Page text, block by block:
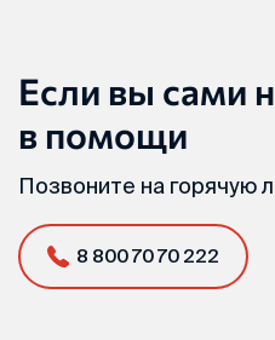
Если вы сами
в помощи
Позвоните на горячую
8 800 70 70 222